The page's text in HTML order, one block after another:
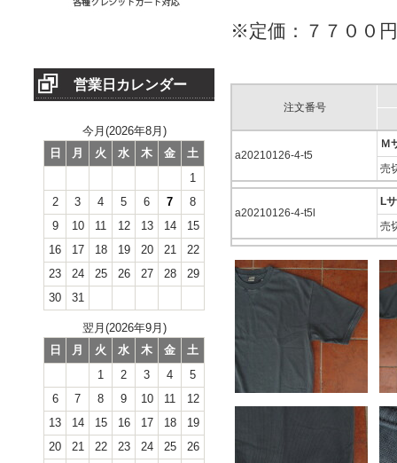
営業日カレンダー
今月(2026年8月)
日
月 火 水 木 金
土
1
2
3 4 5 6 7
8
9
10 11 12 13 14
15
16
17 18 19 20 21
22
23
24 25 26 27 28
29
30
31
翌月(2026年9月)
日
月 火 水 木 金
土
1
2 3 4
5
6
7 8 9 10 11
12
13
14 15 16 17 18
19
20
21 22 23 24 25
26
※定価：７７００
注文番号
a20210126-4-t5
Ｍ
売
a20210126-4-t5l
L
売